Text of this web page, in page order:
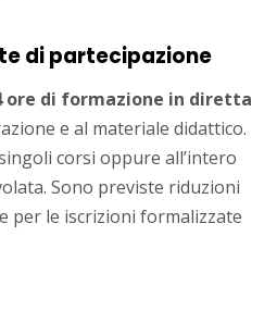
di partecipazione
ore di formazione in diretta
e al materiale didattico.
corsi oppure all’intero
Sono previste riduzioni
per le iscrizioni formalizzate